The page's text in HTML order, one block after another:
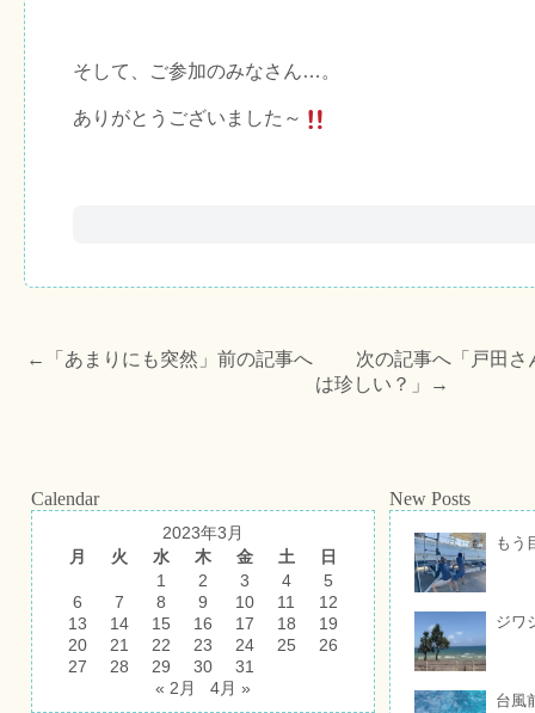
そして、ご参加のみなさん…。
ありがとうございました～
←「 あまりにも突然 」前の記事へ 次の記事へ「 戸田さ
は珍しい？ 」→
Calendar
2023年3月
月
火 水 木 金 土
日
1
2 3 4
5
6
7 8 9 10 11
12
13
14 15 16 17 18
19
20
21 22 23 24 25
26
27
28 29 30
31
« 2月
4月 »
New Posts
もう
ジワ
台風